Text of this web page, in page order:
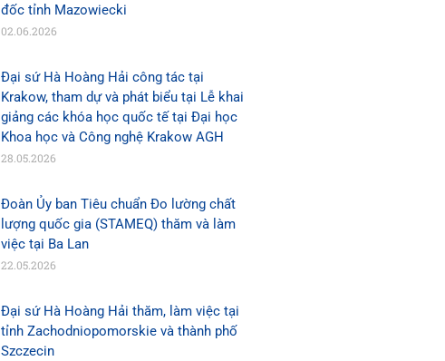
đốc tỉnh Mazowiecki
02.06.2026
Đại sứ Hà Hoàng Hải công tác tại
Krakow, tham dự và phát biểu tại Lễ khai
giảng các khóa học quốc tế tại Đại học
Khoa học và Công nghệ Krakow AGH
28.05.2026
Đoàn Ủy ban Tiêu chuẩn Đo lường chất
lượng quốc gia (STAMEQ) thăm và làm
việc tại Ba Lan
22.05.2026
Đại sứ Hà Hoàng Hải thăm, làm việc tại
tỉnh Zachodniopomorskie và thành phố
Szczecin